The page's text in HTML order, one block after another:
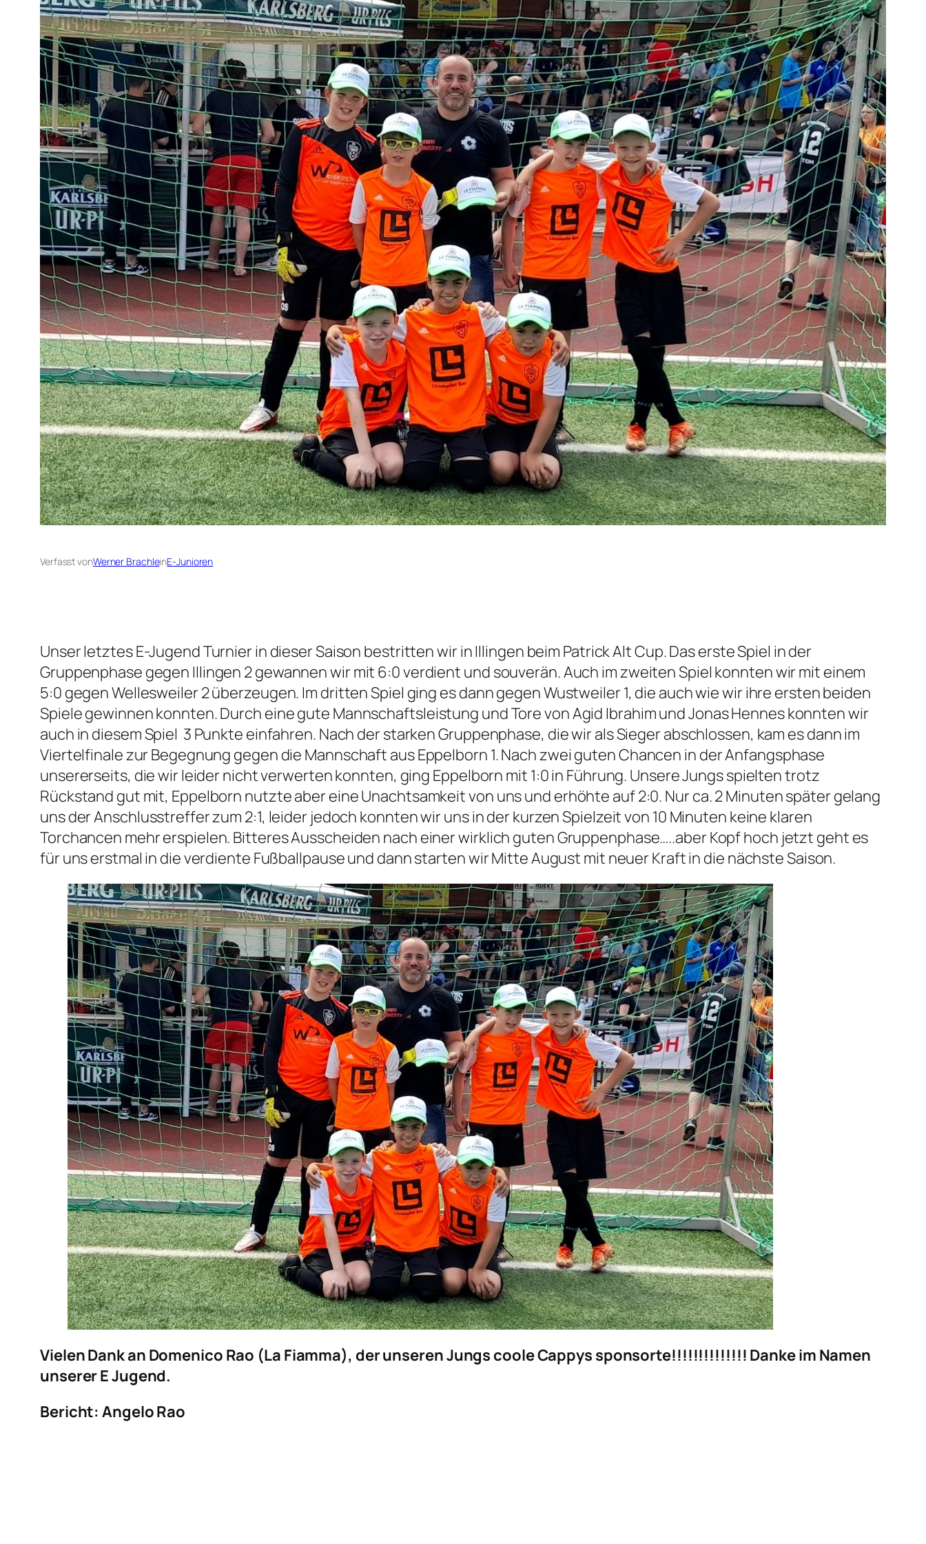
Verfasst vonWerner BrachleinE-Junioren
Unser letztes E-Jugend Turnier in dieser Saison bestritten wir in Illingen beim Patrick Alt Cup. Das erste Spiel in der
Gruppenphase gegen Illingen 2 gewannen wir mit 6:0 verdient und souverän. Auch im zweiten Spiel konnten wir mit einem
5:0 gegen Wellesweiler 2 überzeugen. Im dritten Spiel ging es dann gegen Wustweiler 1, die auch wie wir ihre ersten beiden
Spiele gewinnen konnten. Durch eine gute Mannschaftsleistung und Tore von Agid Ibrahim und Jonas Hennes konnten wir
auch in diesem Spiel 3 Punkte einfahren. Nach der starken Gruppenphase, die wir als Sieger abschlossen, kam es dann im
Viertelfinale zur Begegnung gegen die Mannschaft aus Eppelborn 1. Nach zwei guten Chancen in der Anfangsphase
unsererseits, die wir leider nicht verwerten konnten, ging Eppelborn mit 1:0 in Führung. Unsere Jungs spielten trotz
Rückstand gut mit, Eppelborn nutzte aber eine Unachtsamkeit von uns und erhöhte auf 2:0. Nur ca. 2 Minuten später gelang
uns der Anschlusstreffer zum 2:1, leider jedoch konnten wir uns in der kurzen Spielzeit von 10 Minuten keine klaren
Torchancen mehr erspielen. Bitteres Ausscheiden nach einer wirklich guten Gruppenphase…..aber Kopf hoch jetzt geht es
für uns erstmal in die verdiente Fußballpause und dann starten wir Mitte August mit neuer Kraft in die nächste Saison.
Vielen Dank an Domenico Rao (La Fiamma), der unseren Jungs coole Cappys sponsorte!!!!!!!!!!!!!! Danke im Namen
unserer E Jugend.
Bericht: Angelo Rao